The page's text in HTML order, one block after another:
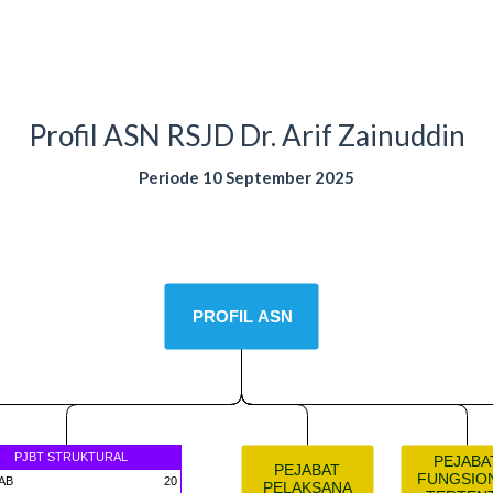
Profil ASN RSJD Dr. Arif Zainuddin
Periode 10 September 2025
PROFIL ASN
PEJABAT
PELAKSANA
PJBT STRUKTURAL
20